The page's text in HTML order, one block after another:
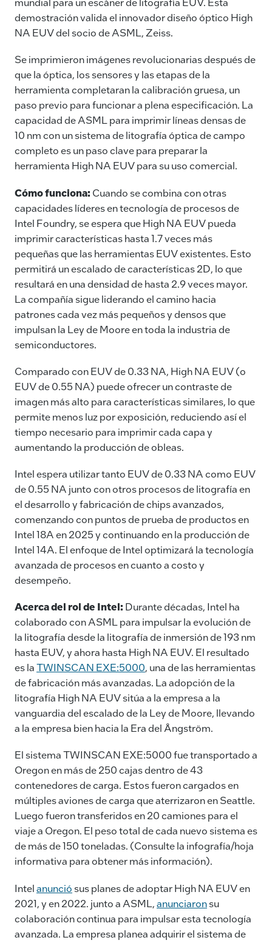
demostración valida el innovador diseño óptico High
NA EUV del socio de ASML, Zeiss.
Se imprimieron imágenes revolucionarias después de
que la óptica, los sensores y las etapas de la
herramienta completaran la calibración gruesa, un
paso previo para funcionar a plena especificación. La
capacidad de ASML para imprimir líneas densas de
10 nm con un sistema de litografía óptica de campo
completo es un paso clave para preparar la
herramienta High NA EUV para su uso comercial.
Cómo funciona: Cuando se combina con otras
capacidades líderes en tecnología de procesos de
Intel Foundry, se espera que High NA EUV pueda
imprimir características hasta 1.7 veces más
pequeñas que las herramientas EUV existentes. Esto
permitirá un escalado de características 2D, lo que
resultará en una densidad de hasta 2.9 veces mayor.
La compañía sigue liderando el camino hacia
patrones cada vez más pequeños y densos que
impulsan la Ley de Moore en toda la industria de
semiconductores.
Comparado con EUV de 0.33 NA, High NA EUV (o
EUV de 0.55 NA) puede ofrecer un contraste de
imagen más alto para características similares, lo que
permite menos luz por exposición, reduciendo así el
tiempo necesario para imprimir cada capa y
aumentando la producción de obleas.
Intel espera utilizar tanto EUV de 0.33 NA como EUV
de 0.55 NA junto con otros procesos de litografía en
el desarrollo y fabricación de chips avanzados,
comenzando con puntos de prueba de productos en
Intel 18A en 2025 y continuando en la producción de
Intel 14A. El enfoque de Intel optimizará la tecnología
avanzada de procesos en cuanto a costo y
desempeño.
Acerca del rol de Intel: Durante décadas, Intel ha
colaborado con ASML para impulsar la evolución de
la litografía desde la litografía de inmersión de 193 nm
hasta EUV, y ahora hasta High NA EUV. El resultado
es laTWINSCAN EXE:5000, una de las herramientas
de fabricación más avanzadas. La adopción de la
litografía High NA EUV sitúa a la empresa a la
vanguardia del escalado de la Ley de Moore, llevando
a la empresa bien hacia la Era del Ångström.
El sistema TWINSCAN EXE:5000 fue transportado a
Oregon en más de 250 cajas dentro de 43
contenedores de carga. Estos fueron cargados en
múltiples aviones de carga que aterrizaron en Seattle.
Luego fueron transferidos en 20 camiones para el
viaje a Oregon. El peso total de cada nuevo sistema es
de más de 150 toneladas. (Consulte la infografía/hoja
informativa para obtener más información).
Intelanunciósus planes de adoptar High NA EUV en
2021, y en 2022. junto a ASML,anunciaronsu
colaboración continua para impulsar esta tecnología
avanzada. La empresa planea adquirir el sistema de